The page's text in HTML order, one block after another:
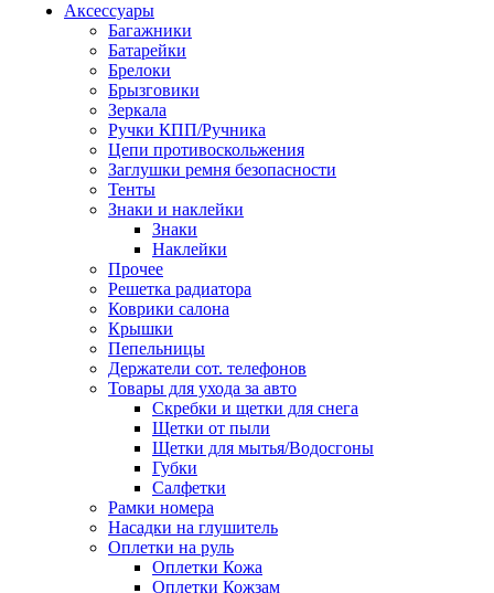
Аксессуары
Багажники
Батарейки
Брелоки
Брызговики
Зеркала
Ручки КПП/Ручника
Цепи противоскольжения
Заглушки ремня безопасности
Тенты
Знаки и наклейки
Знаки
Наклейки
Прочее
Решетка радиатора
Коврики салона
Крышки
Пепельницы
Держатели сот. телефонов
Товары для ухода за авто
Скребки и щетки для снега
Щетки от пыли
Щетки для мытья/Водосгоны
Губки
Салфетки
Рамки номера
Насадки на глушитель
Оплетки на руль
Оплетки Кожа
Оплетки Кожзам